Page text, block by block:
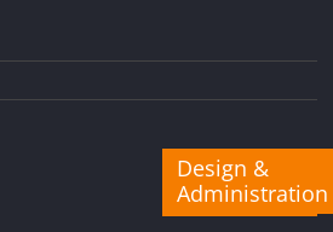
Design &
Administration